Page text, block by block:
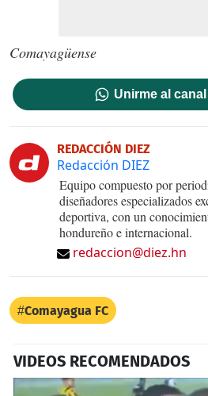
Comayagüense
Unirme al
REDACCIÓN DIEZ
Redacción DIEZ
Equipo compuesto por
diseñadores especializados
deportiva, con un
hondureño e internacional.
redaccion@diez.hn
Comayagua FC
VIDEOS RECOMENDADOS